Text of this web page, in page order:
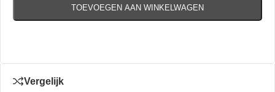
TOEVOEGEN AAN WINKELWAGEN
Vergelijk